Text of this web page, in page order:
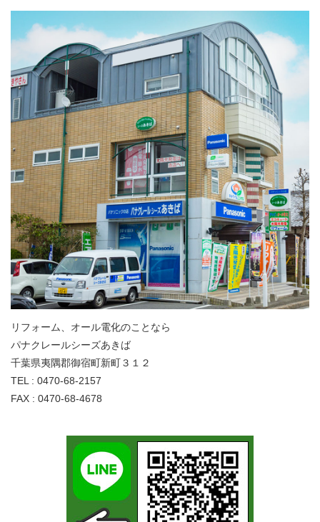
リフォーム、オール電化のことなら
パナクレールシーズあきば
千葉県夷隅郡御宿町新町３１２
TEL : 0470-68-2157
FAX : 0470-68-4678